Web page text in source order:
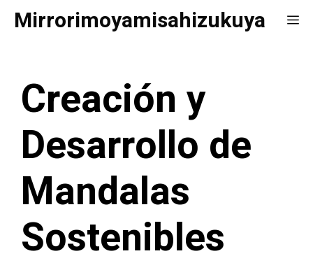
Saltar
Mirrorimoyamisahizukuya
Creación y
Desarrollo de
Mandalas
Sostenibles